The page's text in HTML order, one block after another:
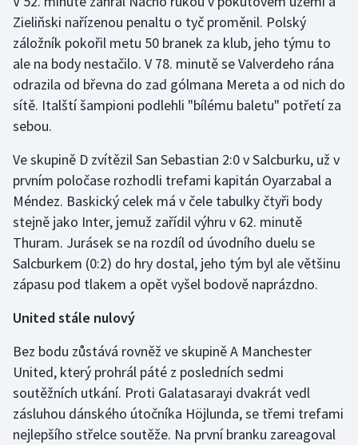
Veslování
Vodní slalom
Volejbal
Zieliňski nařízenou penaltu o tyč proměnil. Polský
záložník pokořil metu 50 branek za klub, jeho týmu to
ale na body nestačilo. V 78. minutě se Valverdeho rána
odrazila od břevna do zad gólmana Mereta a od nich do
sítě. Italští šampioni podlehli "bílému baletu" potřetí za
sebou.
Ve skupině D zvítězil San Sebastian 2:0 v Salcburku, už v
prvním poločase rozhodli trefami kapitán Oyarzabal a
Méndez. Baskický celek má v čele tabulky čtyři body
stejně jako Inter, jemuž zařídil výhru v 62. minutě
Thuram. Jurásek se na rozdíl od úvodního duelu se
Salcburkem (0:2) do hry dostal, jeho tým byl ale většinu
zápasu pod tlakem a opět vyšel bodově naprázdno.
United stále nulový
Bez bodu zůstává rovněž ve skupině A Manchester
United, který prohrál páté z posledních sedmi
soutěžních utkání. Proti Galatasarayi dvakrát vedl
zásluhou dánského útočníka Höjlunda, se třemi trefami
nejlepšího střelce soutěže. Na první branku zareagoval